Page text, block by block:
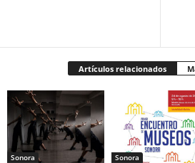
Artículos relacionados
Sonora Sonora